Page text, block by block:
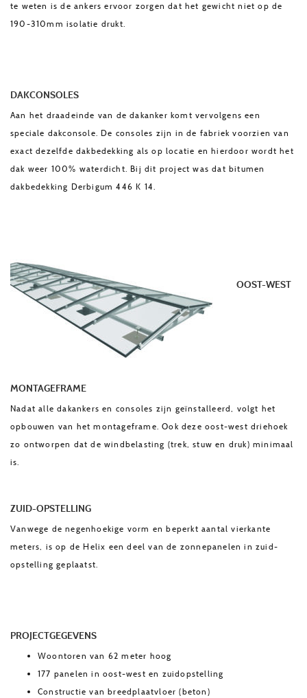
te weten is de ankers ervoor zorgen dat het gewicht niet op de
190-310mm isolatie drukt.
DAKCONSOLES
Aan het draadeinde van de dakanker komt vervolgens een
speciale dakconsole. De consoles zijn in de fabriek voorzien van
exact dezelfde dakbedekking als op locatie en hierdoor wordt het
dak weer 100% waterdicht. Bij dit project was dat bitumen
dakbedekking Derbigum 446 K 14.
OOST-WEST
MONTAGEFRAME
Nadat alle dakankers en consoles zijn geïnstalleerd, volgt het
opbouwen van het montageframe. Ook deze oost-west driehoek
zo ontworpen dat de windbelasting (trek, stuw en druk) minimaal
is.
ZUID-OPSTELLING
Vanwege de negenhoekige vorm en beperkt aantal vierkante
meters, is op de Helix een deel van de zonnepanelen in zuid-
opstelling geplaatst.
PROJECTGEGEVENS
Woontoren van 62 meter hoog
177 panelen in oost-west en zuidopstelling
Constructie van breedplaatvloer (beton)